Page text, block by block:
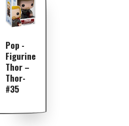
Pop -
Figurine
Thor –
Thor-
#35